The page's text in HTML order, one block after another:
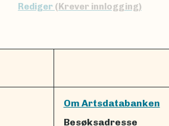
Rediger (Krever innlogging)
Om Artsdatabanken
Besøksadresse